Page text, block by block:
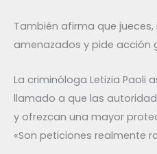
También afirma que
amenazados y pide acción
La criminóloga Letizia Paoli
llamado a que las
y ofrezcan una mayor
«Son peticiones realmente